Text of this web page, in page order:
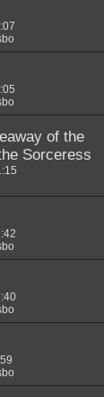
of the
Sorceress